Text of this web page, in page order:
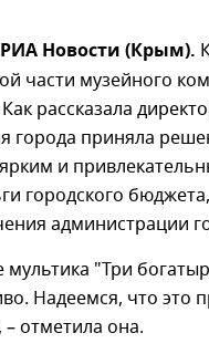
Новости (Крым).
части музейного
рассказала
города приняла
и
городского
администрации
мультика "Три
Надеемся, что это
отметила она.